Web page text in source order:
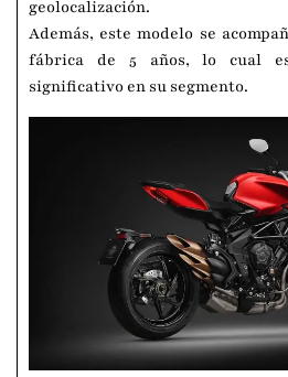
geolocalización.
Además, este modelo se
fábrica de 5 años, lo cual
significativo en su segmento.